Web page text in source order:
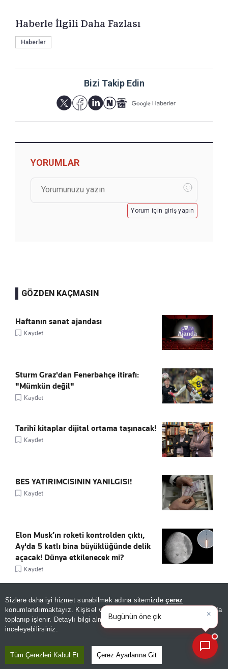
Sizlere daha iyi hizmet sunabilmek adına sitemizdeçerez
konumlandırmaktayız. Kişisel verileriniz, KVKK ve GDPR kapsamında
toplanıp işlenir. Detaylı bilgi almak içinAydınlatma Metnimizi
inceleyebilirsiniz.
Tüm Çerezleri Kabul Et Çerez Ayarlarına Git
Haberle İlgili Daha Fazlası
Haberler
Bizi Takip Edin
YORUMLAR
Yorum için giriş yapın
GÖZDEN KAÇMASIN
Haftanın sanat ajandası
Kaydet
Sturm Graz'dan Fenerbahçe itirafı:
"Mümkün değil"
Kaydet
Tarihî kitaplar dijital ortama taşınacak!
Kaydet
BES YATIRIMCISININ YANILGISI!
Kaydet
Elon Musk’ın roketi kontrolden çıktı,
Ay'da 5 katlı bina büyüklüğünde delik
açacak! Dünya etkilenecek mi?
Kaydet
ÖNE ÇIKANLAR
×
Bugünün öne çıkan manşetleri
ve gelişmeleri neler?